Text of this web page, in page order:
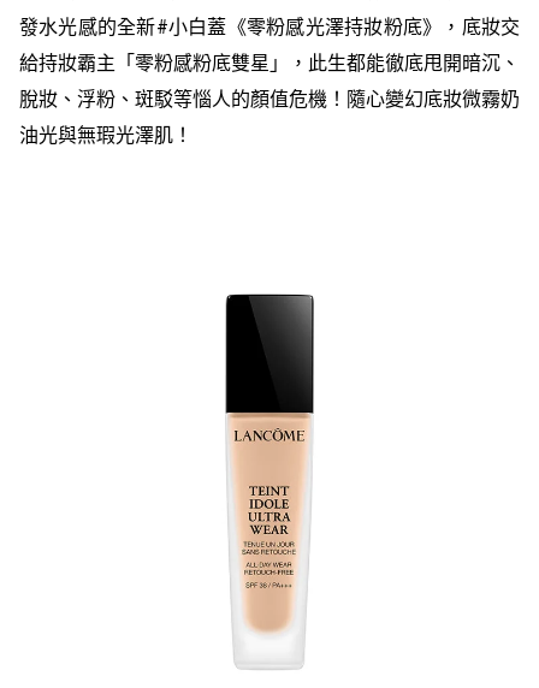
發水光感的全新#小白蓋《零粉感光澤持妝粉底》，底妝交
給持妝霸主「零粉感粉底雙星」，此生都能徹底甩開暗沉、
脫妝、浮粉、斑駁等惱人的顏值危機！隨心變幻底妝微霧奶
油光與無瑕光澤肌！